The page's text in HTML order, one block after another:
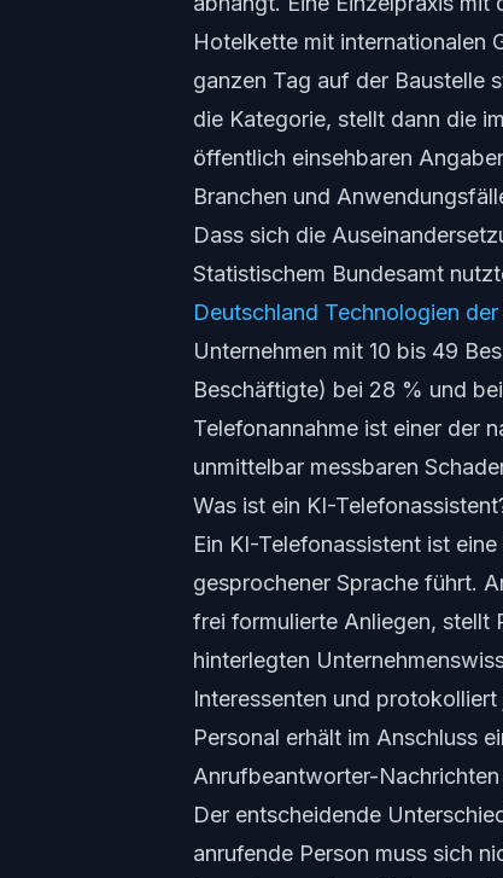
Hotelkette mit internationalen
ganzen Tag auf der Baustelle
die Kategorie, stellt dann die
öffentlich einsehbaren
Branchen und
Dass sich die
Statistischem Bundesamt
Deutschland Technologien
Unternehmen mit 10 bis 49
Beschäftigte) bei 28 % und
Telefonannahme ist einer der
unmittelbar messbaren
Was ist ein KI-
Ein KI-Telefonassistent ist
gesprochener Sprache führt.
frei formulierte Anliegen, stellt
hinterlegten
Interessenten und
Personal erhält im Anschluss
Anrufbeantworter-Nachrichten
Der entscheidende
anrufende Person muss sich